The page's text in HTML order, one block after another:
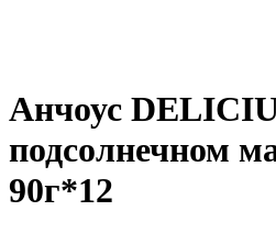
Анчоус
подсолнечном
90г*12